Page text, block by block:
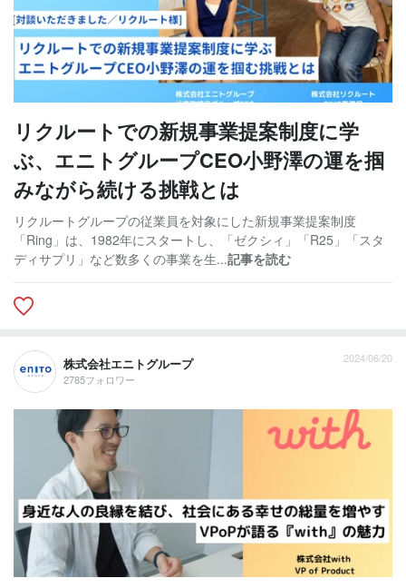
リクルートでの新規事業提案制度に学
ぶ、エニトグループCEO小野澤の運を掴
みながら続ける挑戦とは
リクルートグループの従業員を対象にした新規事業提案制度
「Ring」は、1982年にスタートし、「ゼクシィ」「R25」「スタ
ディサプリ」など数多くの事業を生...記事を読む
株式会社エニトグループ
2785フォロワー
2024/06/20